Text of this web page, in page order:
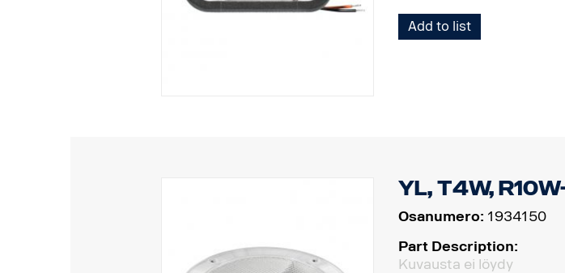
Add to list
YL, T4W,
Osanumero: 1934150
Part Description:
Kuvausta ei löydy